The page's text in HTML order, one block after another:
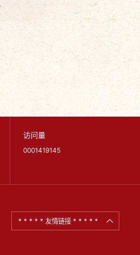
访问量
0001419145
* * * * * 友情链接 * * * * *